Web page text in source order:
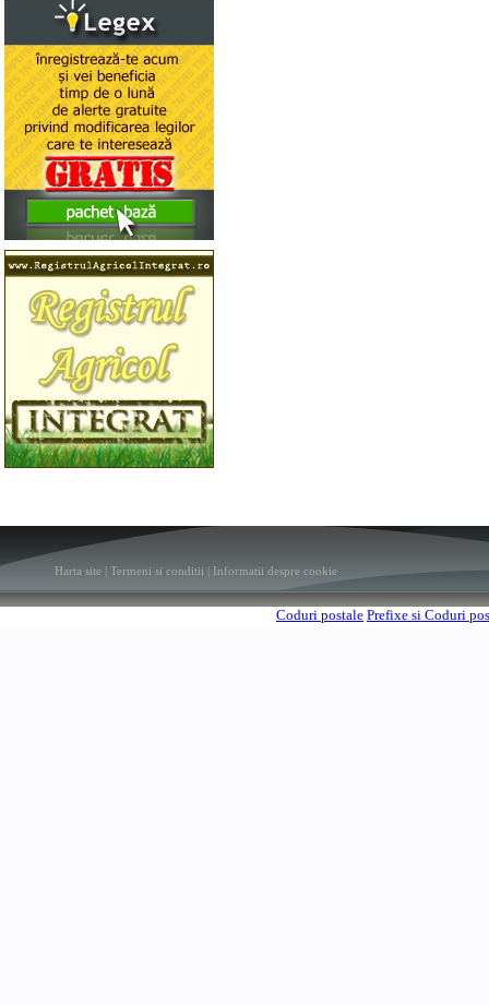
Harta site | Termeni si conditii | Informatii despre cookie
Coduri postale Prefixe si Coduri